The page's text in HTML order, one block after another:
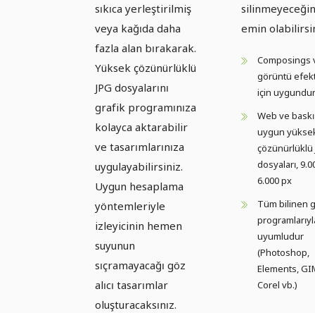
sıkıca yerleştirilmiş
veya kağıda daha
fazla alan bırakarak.
Yüksek çözünürlüklü
JPG dosyalarını
grafik programınıza
kolayca aktarabilir
ve tasarımlarınıza
uygulayabilirsiniz.
Uygun hesaplama
yöntemleriyle
izleyicinin hemen
suyunun
sıçramayacağı göz
alıcı tasarımlar
oluşturacaksınız.
emin
Composings
görüntü
için uygundur
Web ve
uygun
çözünürlüklü
dosyaları,
6.000 px
Tüm bilinen
uyumludur
(Photoshop,
Elements,
Corel vb.)